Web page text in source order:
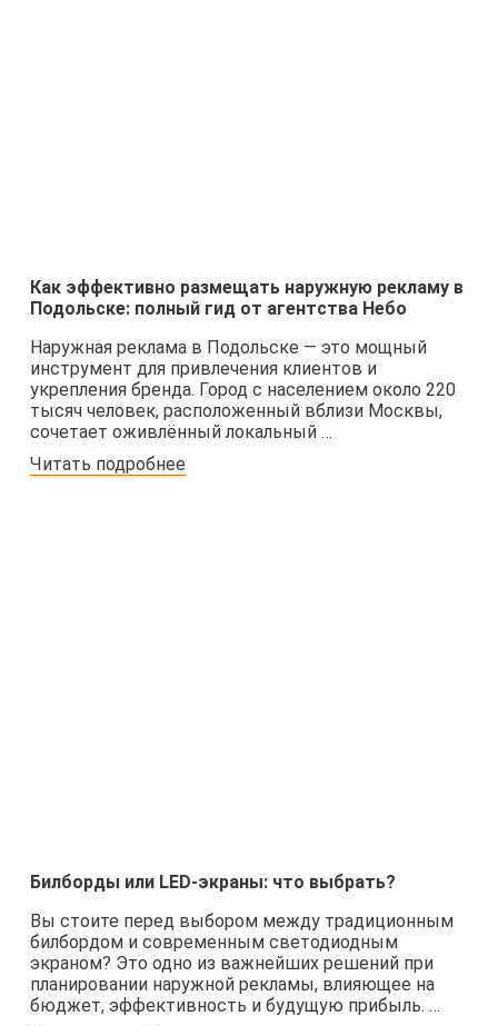
Как эффективно размещать наружную рекламу в
Подольске: полный гид от агентства Небо
Наружная реклама в Подольске — это мощный
инструмент для привлечения клиентов и
укрепления бренда. Город с населением около 220
тысяч человек, расположенный вблизи Москвы,
сочетает оживлённый локальный …
Читать подробнее
Билборды или LED-экраны: что выбрать?
Вы стоите перед выбором между традиционным
билбордом и современным светодиодным
экраном? Это одно из важнейших решений при
планировании наружной рекламы, влияющее на
бюджет, эффективность и будущую прибыль. …